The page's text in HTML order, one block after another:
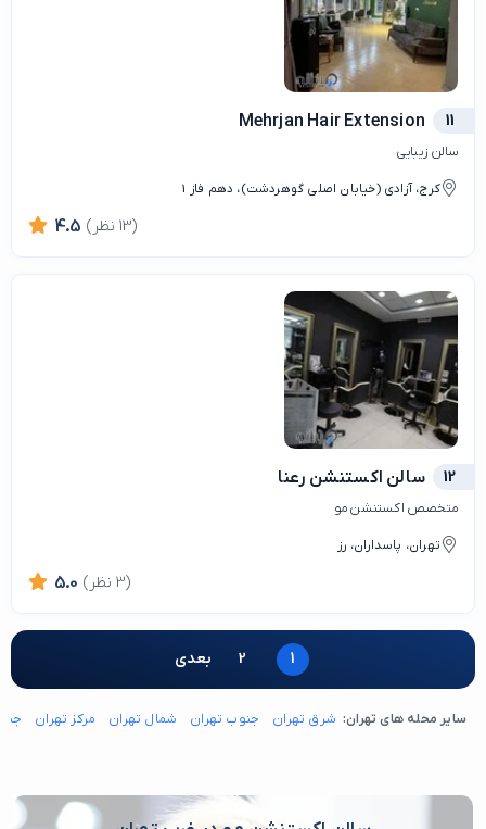
11
Mehrjan Hair Extension
سالن زیبایی
کرج، آزادی (خیابان اصلی گوهردشت)، دهم فاز 1
4.5 (13 نظر)
12 سالن اکستنشن رعنا
متخصص اکستنشن مو
تهران، پاسداران، رز
5.0 (3 نظر)
1
2 بعدی
سایر محله های تهران: شرق تهران جنوب تهران شمال تهران مرکز تهران